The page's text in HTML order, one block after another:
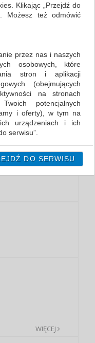
WIĘCEJ
WIĘCEJ
Klikając „Przejdź do
Możesz też odmówić
przez nas i naszych
osobowych, które
stron i aplikacji
(obejmujących
na stronach
potencjalnych
i oferty), w tym na
urządzeniach i ich
serwisu”.
jej zakres, kliknij
informacje o tym jak to
także na podstronie z
od 25 maja 2018.
ważna jest Państwa
i można ją w
DO SERWISU